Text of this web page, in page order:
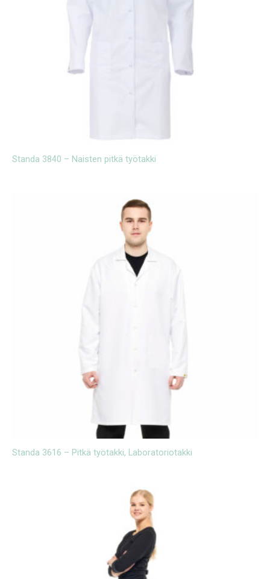
Standa 3840 – Naisten pitkä työtakki
Standa 3616 – Pitkä työtakki, Laboratoriotakki